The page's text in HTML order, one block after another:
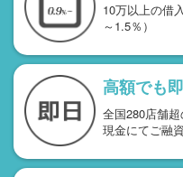
10万以上の借
～1.5％）
高額でも
全国280店舗
現金にてご融